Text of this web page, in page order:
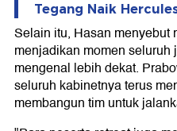
Tegang Naik
Selain itu, Hasan menyebut
menjadikan momen
mengenal lebih dekat.
seluruh kabinetnya terus
membangun tim untuk